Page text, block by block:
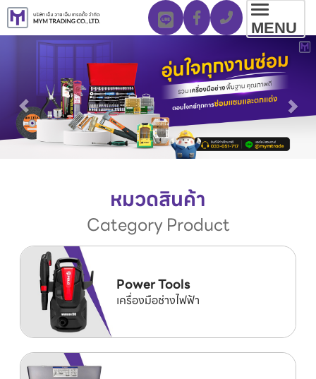
MENU
หมวดสินค้า
Category Product
Power Tools
เครื่องมือช่างไฟฟ้า